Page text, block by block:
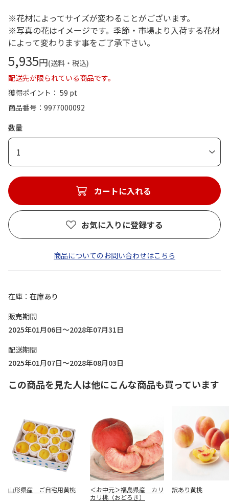
※花材によってサイズが変わることがございます。
※写真の花はイメージです。季節・市場より入荷する花材
によって変わります事をご了承下さい。
5,935円(送料・税込)
配送先が限られている商品です。
獲得ポイント： 59 pt
商品番号
9977000092
数量
1
カートに入れる
お気に入りに登録する
商品についてのお問い合わせはこちら
在庫
在庫あり
販売期間
2025年01月06日～2028年07月31日
配送期間
2025年01月07日～2028年08月03日
この商品を見た人は他にこんな商品も買っています
山形県産 ご自宅用黄桃
＜お中元＞福島県産 カリ
カリ桃（おどろき）
訳あり黄桃